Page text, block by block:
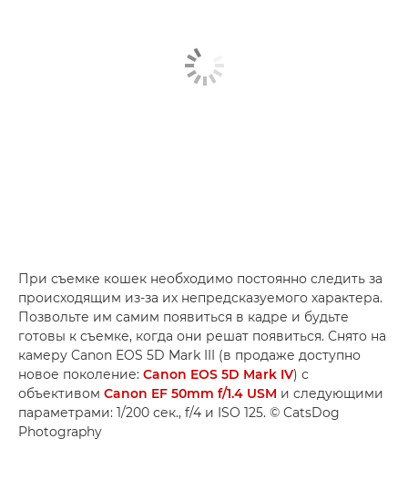
При съемке кошек необходимо постоянно следить за
происходящим из-за их непредсказуемого характера.
Позвольте им самим появиться в кадре и будьте
готовы к съемке, когда они решат появиться. Снято на
камеру Canon EOS 5D Mark III (в продаже доступно
новое поколение: Canon EOS 5D Mark IV) с
объективом Canon EF 50mm f/1.4 USM и следующими
параметрами: 1/200 сек., f/4 и ISO 125. © CatsDog
Photography